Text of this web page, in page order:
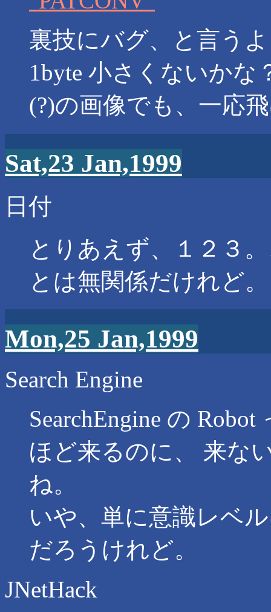
裏技にバグ、と言う
1byte 小さくないか
(?)の画像でも、一応
Sat,23 Jan,1999
日付
とりあえず、１２３
とは無関係だけれど。
Mon,25 Jan,1999
Search Engine
SearchEngine の
ほど来るのに、 来な
ね。
いや、単に意識レベ
だろうけれど。
JNetHack